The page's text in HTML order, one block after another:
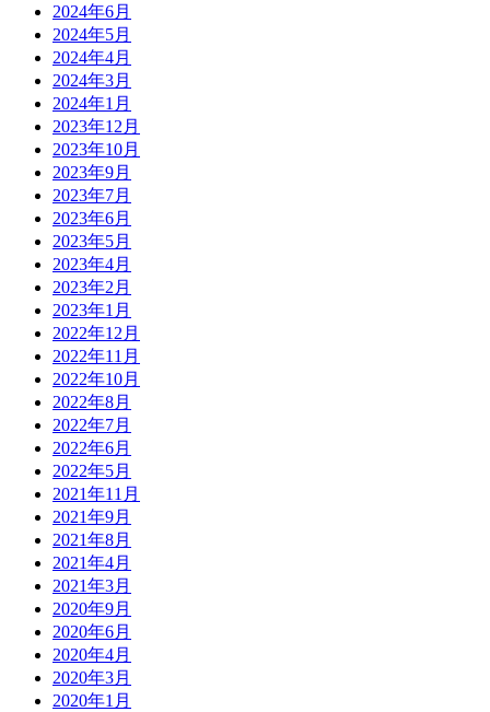
2024年6月
2024年5月
2024年4月
2024年3月
2024年1月
2023年12月
2023年10月
2023年9月
2023年7月
2023年6月
2023年5月
2023年4月
2023年2月
2023年1月
2022年12月
2022年11月
2022年10月
2022年8月
2022年7月
2022年6月
2022年5月
2021年11月
2021年9月
2021年8月
2021年4月
2021年3月
2020年9月
2020年6月
2020年4月
2020年3月
2020年1月